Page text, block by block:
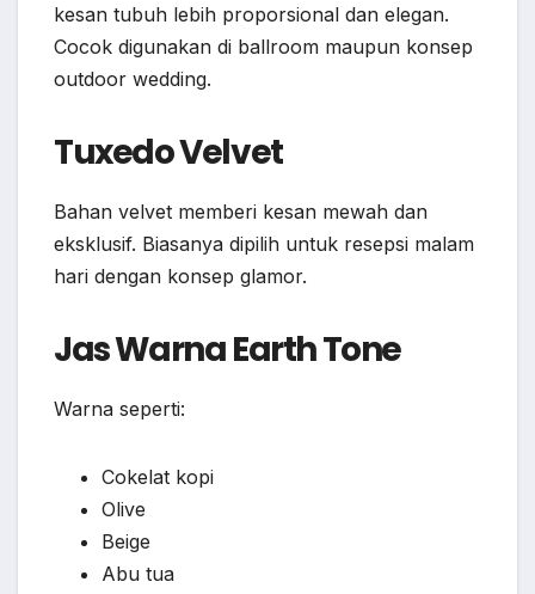
kesan tubuh lebih proporsional dan elegan.
Cocok digunakan di ballroom maupun konsep
outdoor wedding.
Tuxedo Velvet
Bahan velvet memberi kesan mewah dan
eksklusif. Biasanya dipilih untuk resepsi malam
hari dengan konsep glamor.
Jas Warna Earth Tone
Warna seperti:
Cokelat kopi
Olive
Beige
Abu tua